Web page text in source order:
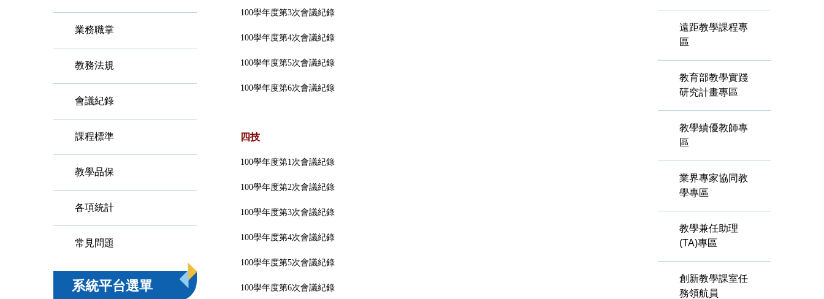
業務職掌
教務法規
會議紀錄
課程標準
教學品保
各項統計
常見問題
系統平台選單
100學年度第3次會議紀錄
100學年度第4次會議紀錄
100學年度第5次會議紀錄
100學年度第6次會議紀錄
四技
100學年度第1次會議紀錄
100學年度第2次會議紀錄
100學年度第3次會議紀錄
100學年度第4次會議紀錄
100學年度第5次會議紀錄
100學年度第6次會議紀錄
遠距教學課程專
區
教育部教學實踐
研究計畫專區
教學績優教師專
區
業界專家協同教
學專區
教學兼任助理
(TA)專區
創新教學課室任
務領航員